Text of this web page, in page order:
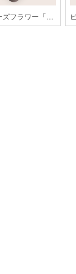
ビーズフラワー「もみじ」【202608monthly】